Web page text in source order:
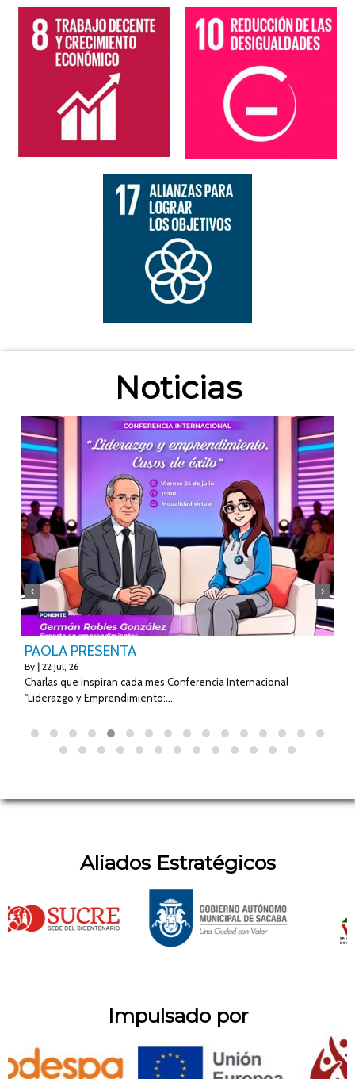
Noticias
PAOLA PRESENTA
By | 22 Jul, 26
Charlas que inspiran cada mes Conferencia Internacional
"Liderazgo y Emprendimiento:…
‹ ›
Aliados Estratégicos
Impulsado por